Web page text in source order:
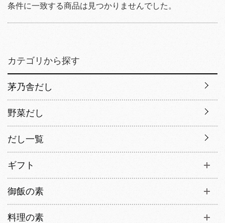
条件に一致する商品は見つかりませんでした。
カテゴリから探す
茅乃舎だし
野菜だし
だし一覧
ギフト
御飯の素
料理の素